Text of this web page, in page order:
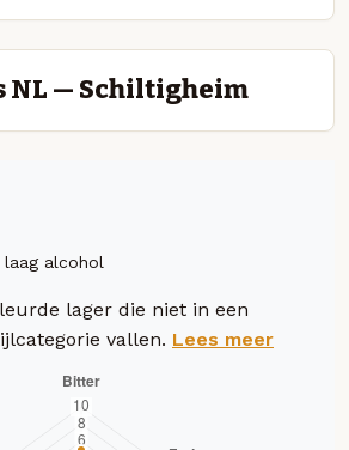
NL — Schiltigheim
laag alcohol
lager die niet in een
vallen. Lees meer